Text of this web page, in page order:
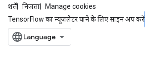
शर्तें निजता
Manage cookies
TensorFlow का न्यूज़लेटर पाने के लिए साइन अप करें